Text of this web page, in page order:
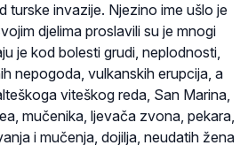
turske invazije. Njezino ime ušlo je
djelima proslavili su je mnogi
je kod bolesti grudi, neplodnosti,
nepogoda, vulkanskih erupcija, a
viteškog reda, San Marina,
mučenika, ljevača zvona, pekara,
i mučenja, dojilja, neudatih žena